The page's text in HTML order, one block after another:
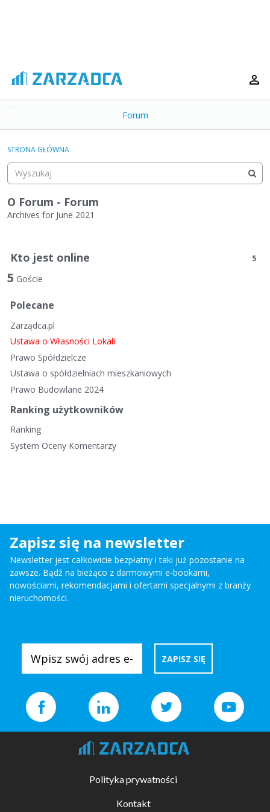
o
g
e
m
e
n
Forum
Kategorie
Dyskusje
Aktywność
STRONA GŁÓWNA
O Forum - Forum
Archives for June 2021
s
t
d
s
k
u
s
n
Kto jest online 5
5 Goście
Polecane
Zarządca.pl
Ustawa o Własności Lokali
Prawo Spółdzielcze
Ustawa o spółdzielniach mieszkaniowych
Prawo Budowlane 2024
Ranking użytkowników
Ranking
System Oceny Komentarzy
Zapisz się na newsletter
Newsletter jest całkowicie bezpłatny i taki już pozostanie na
zawsze. Bądź na bieżąco z darmowymi e-bookami,
nowościami, rekomendacjami i ofertami specjalnymi z branży
nieruchomości.
Polityka prywatności
Kontakt